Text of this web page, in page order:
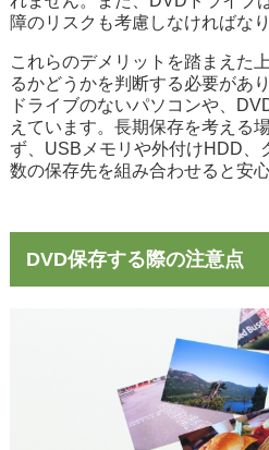
障のリスクも考慮しなければなり
これらのデメリットを踏まえた
るかどうかを判断する必要があ
ドライブのないパソコンや、
えています。長期保存を考える
ず、USBメモリや外付けHDD、
数の保存先を組み合わせると安心
DVD保存する際の注意点